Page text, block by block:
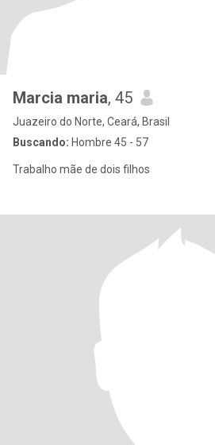
Marcia maria, 45
Juazeiro do Norte, Ceará, Brasil
Buscando: Hombre 45 - 57
Trabalho mãe de dois filhos